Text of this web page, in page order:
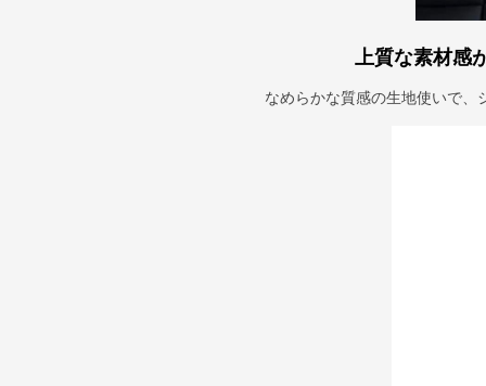
上質な素材感
なめらかな質感の生地使いで、